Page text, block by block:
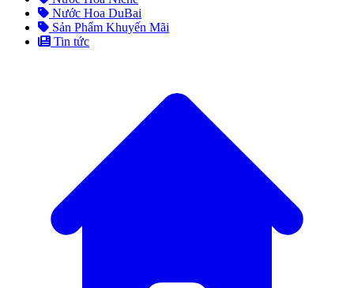
Nước Hoa DuBai
Sản Phẩm Khuyến Mãi
Tin tức